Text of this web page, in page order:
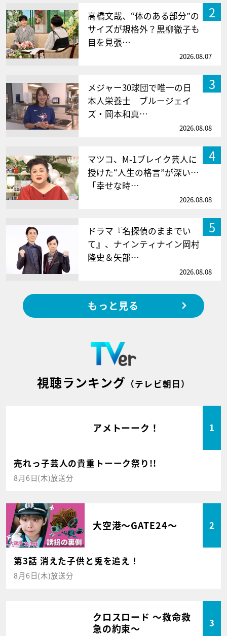
2
高橋文哉、“体のある部分”の
サイズが規格外？黒柳徹子も
目を見張…
2026.08.07
3
メジャー30球団で唯一の日
本人栄養士 ブルージェイ
ズ・岡本和真…
2026.08.08
4
マツコ、M-1ブレイク芸人に
授けた“人生の格言”が深い…
「幸せな時…
2026.08.08
5
ドラマ『名探偵のままでい
て』、ナインティナイン岡村
隆史＆矢部…
2026.08.08
もっと見る
視聴ランキング （テレビ朝日）
アメトーーク！ 1
売れっ子芸人の貴重トーーク祭り!!
8月6日(木)放送分
大空港～GATE24～ 2
第3話 消えた子供と兎を追え！
8月6日(木)放送分
クロスロード ～救命救
急の約束～
3